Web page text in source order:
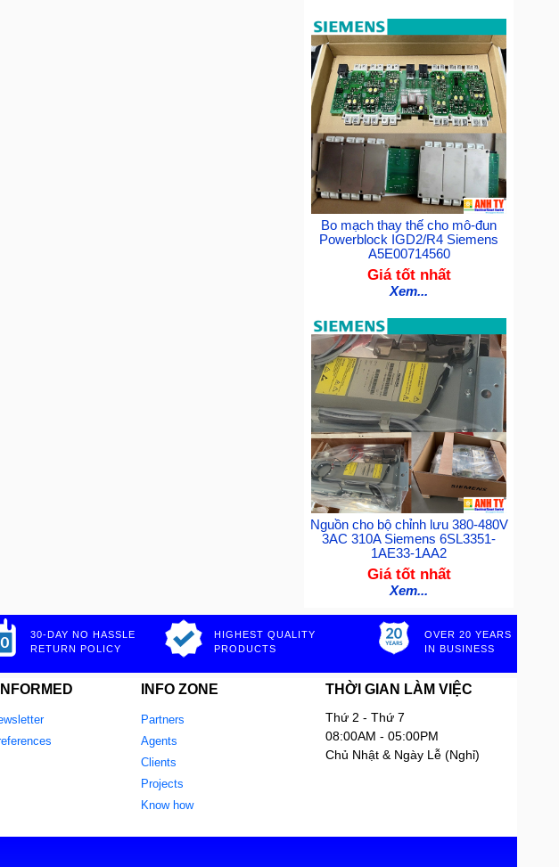
Bo mạch thay thế cho mô-đun
Powerblock IGD2/R4 Siemens
A5E00714560
Giá tốt nhất
Xem...
Nguồn cho bộ chỉnh lưu 380-480V
3AC 310A Siemens 6SL3351-
1AE33-1AA2
Giá tốt nhất
Xem...
30-DAY NO HASSLE
RETURN POLICY
HIGHEST QUALITY
PRODUCTS
OVER 20 YEARS
IN BUSINESS
INFO ZONE
Partners
Agents
Clients
Projects
Know how
THỜI GIAN LÀM VIỆC
Thứ 2 - Thứ 7
08:00AM - 05:00PM
Chủ Nhật & Ngày Lễ (Nghỉ)